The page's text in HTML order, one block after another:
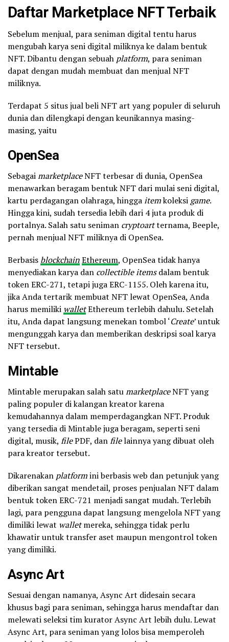
Daftar Marketplace NFT Terbaik
Sebelum menjual, para seniman digital tentu harus
mengubah karya seni digital miliknya ke dalam bentuk
NFT. Dibantu dengan sebuah platform, para seniman
dapat dengan mudah membuat dan menjual NFT
miliknya.
Terdapat 5 situs jual beli NFT art yang populer di seluruh
dunia dan dilengkapi dengan keunikannya masing-
masing, yaitu
OpenSea
SebagaimarketplaceNFT terbesar di dunia, OpenSea
menawarkan beragam bentuk NFT dari mulai seni digital,
kartu perdagangan olahraga, hinggaitemkoleksi game.
Hingga kini, sudah tersedia lebih dari 4 juta produk di
portalnya. Salah satu seniman cryptoartternama, Beeple,
pernah menjual NFT miliknya di OpenSea.
Berbasis blockchainEthereum, OpenSea tidak hanya
menyediakan karya dan collectible itemsdalam bentuk
token ERC-271, tetapi juga ERC-1155. Oleh karena itu,
jika Anda tertarik membuat NFT lewat OpenSea, Anda
harus memiliki walletEthereum terlebih dahulu. Setelah
itu, Anda dapat langsung menekan tombol ‘Create’ untuk
mengunggah karya dan memberikan deskripsi soal karya
NFT tersebut.
Mintable
Mintable merupakan salah satumarketplaceNFT yang
paling populer di kalangan kreator karena
kemudahannya dalam memperdagangkan NFT. Produk
yang tersedia di Mintable juga beragam, seperti seni
digital, musik, filePDF, danfilelainnya yang dibuat oleh
para kreatortersebut.
Dikarenakan platformini berbasis web dan petunjuk yang
diberikan sangat mendetail, proses penjualan NFT dalam
bentuk token ERC-721 menjadi sangat mudah. Terlebih
lagi, para pengguna dapat langsung mengelola NFT yang
dimiliki lewat walletmereka, sehingga tidak perlu
khawatir untuk transfer aset maupun mengontrol token
yang dimiliki.
Async Art
Sesuai dengan namanya, Async Art didesain secara
khusus bagi para seniman, sehingga harus mendaftar dan
melewati seleksi tim kurator Async Art lebih dulu. Lewat
Async Art, para seniman yang lolos bisa memperoleh